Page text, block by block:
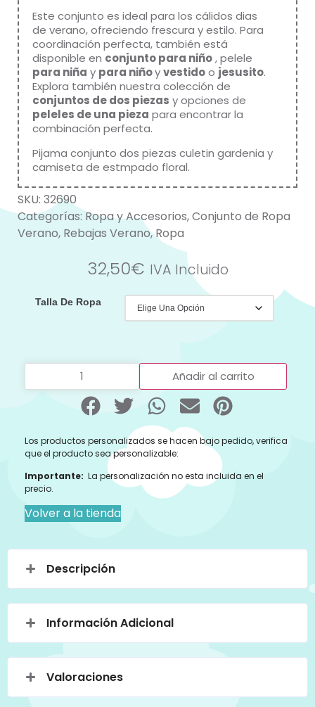
Este conjunto es ideal para los cálidos dias
de verano, ofreciendo frescura y estilo. Para
coordinación perfecta, también está
disponible en conjunto para niño, pelele
para niña y para niñoyvestidoo jesusito.
Explora también nuestra colección de
conjuntos de dos piezas y opciones de
peleles de una pieza para encontrar la
combinación perfecta.
Pijama conjunto dos piezas culetin gardenia y
camiseta de estmpado floral.
SKU: 32690
Categorías: Ropa y Accesorios,Conjunto de Ropa
Verano, Rebajas Verano,Ropa
32,50€ IVA Incluido
Talla De Ropa
Añadir al carrito
Los productos personalizados se hacen bajo pedido, verifica
que el producto sea personalizable:
Importante: La personalización no esta incluida en el
precio.
Volver a la tienda
Descripción
Información Adicional
Valoraciones